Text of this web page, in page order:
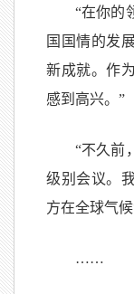
“在你的
国国情的发
新成就。作
感到高兴。”
“不久前
级别会议。
方在全球气
……